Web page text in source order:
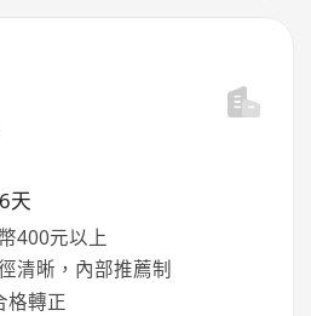
天
400元以上
清晰，內部推薦制
格轉正